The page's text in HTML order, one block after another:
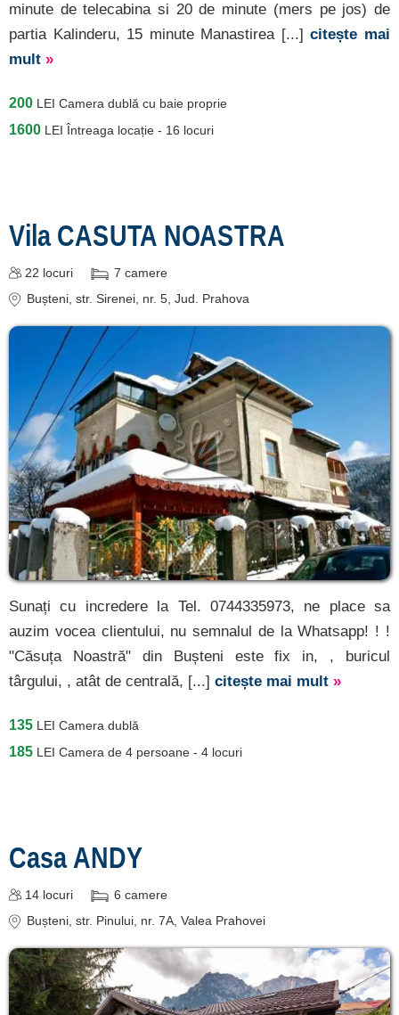
minute de telecabina si 20 de minute (mers pe jos) de
partia Kalinderu, 15 minute Manastirea [...]citește mai
mult »
200 LEI Camera dublă cu baie proprie
1600 LEI Întreaga locație - 16 locuri
Vila CASUTA NOASTRA
22 locuri 7 camere
Bușteni, str. Sirenei, nr. 5, Jud. Prahova
Sunați cu incredere la Tel. 0744335973, ne place sa
auzim vocea clientului, nu semnalul de la Whatsapp! ! !
"Căsuța Noastră" din Bușteni este fix in, , buricul
târgului, , atât de centrală, [...] citește mai mult »
135 LEI Camera dublă
185 LEI Camera de 4 persoane - 4 locuri
Casa ANDY
14 locuri 6 camere
Bușteni, str. Pinului, nr. 7A, Valea Prahovei